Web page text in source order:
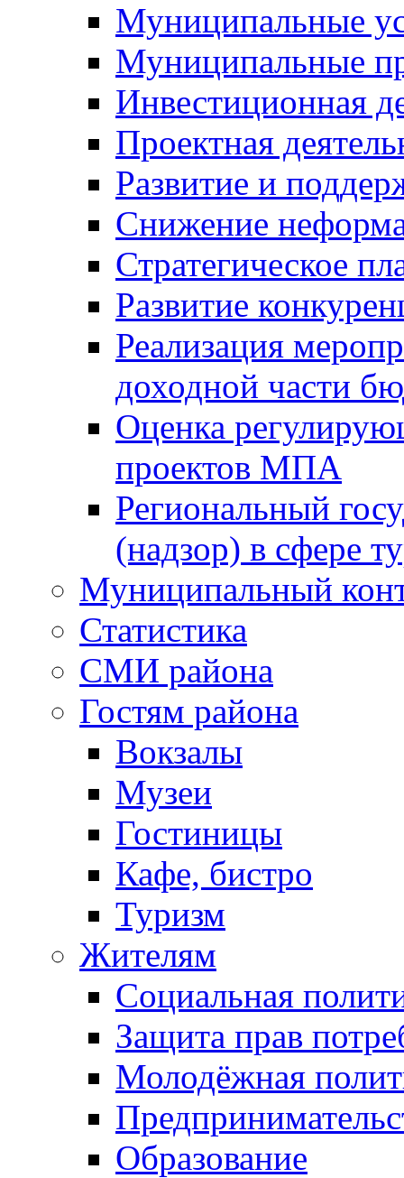
Муниципальные
Муниципальные
Инвестиционная
Проектная
Развитие и
Снижение
Стратегическое
Развитие
Реализация
доходной части
Оценка
проектов МПА
Региональный
(надзор) в сфере
Муниципальный
Статистика
СМИ района
Гостям района
Вокзалы
Музеи
Гостиницы
Кафе, бистро
Туризм
Жителям
Социальная
Защита прав
Молодёжная
Образование